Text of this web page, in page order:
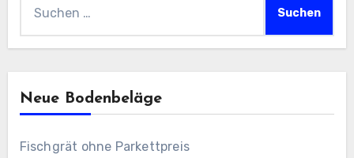
Neue Bodenbeläge
Fischgrät ohne Parkettpreis